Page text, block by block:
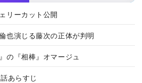
リーカット公開
也演じる藤次の正体が判明
の『相棒』オマージュ
あらすじ